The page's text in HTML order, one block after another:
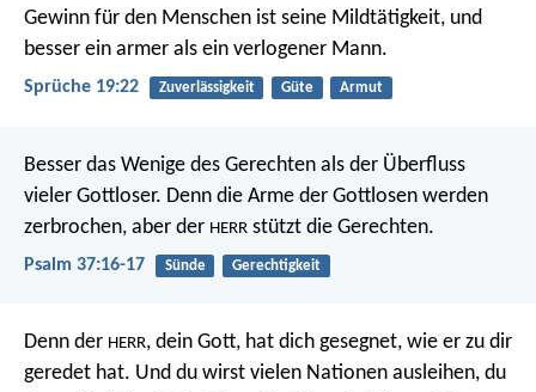
Gewinn für den Menschen ist seine Mildtätigkeit, und
besser ein armer als ein verlogener Mann.
Sprüche 19:22 Zuverlässigkeit Güte Armut
Besser das Wenige des Gerechten als der Überfluss
vieler Gottloser. Denn die Arme der Gottlosen werden
zerbrochen, aber der HERR stützt die Gerechten.
Psalm 37:16-17 Sünde Gerechtigkeit
Denn der HERR, dein Gott, hat dich gesegnet, wie er zu dir
geredet hat. Und du wirst vielen Nationen ausleihen, du